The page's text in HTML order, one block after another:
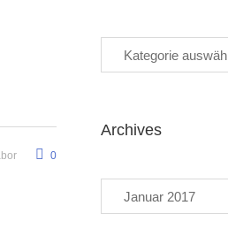
0
Archives